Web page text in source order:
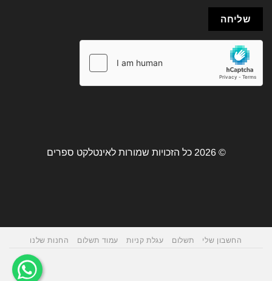
© 2026 כל הזכויות שמורות לאינטלקט ספרים
החשבון שלי תשלום עגלת קניות עמוד תשלום החנות שלנו